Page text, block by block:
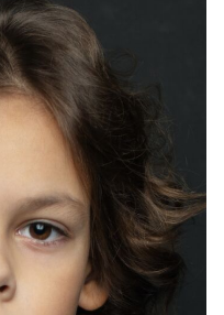
- Миша, реж. Екатерина
герой в дестве,
реж. Александр Бойков,
Яковлев